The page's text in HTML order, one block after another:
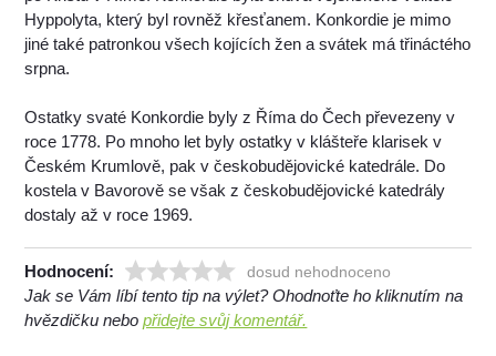
Hyppolyta, který byl rovněž křesťanem. Konkordie je mimo
jiné také patronkou všech kojících žen a svátek má třináctého
srpna.
Ostatky svaté Konkordie byly z Říma do Čech převezeny v
roce 1778. Po mnoho let byly ostatky v klášteře klarisek v
Českém Krumlově, pak v českobudějovické katedrále. Do
kostela v Bavorově se však z českobudějovické katedrály
dostaly až v roce 1969.
Hodnocení: dosud nehodnoceno
Jak se Vám líbí tento tip na výlet? Ohodnoťte ho kliknutím na
hvězdičku nebopřidejte svůj komentář.